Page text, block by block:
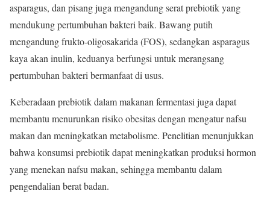
asparagus, dan pisang juga mengandung serat prebiotik yang
mendukung pertumbuhan bakteri baik. Bawang putih
mengandung frukto-oligosakarida (FOS), sedangkan asparagus
kaya akan inulin, keduanya berfungsi untuk merangsang
pertumbuhan bakteri bermanfaat di usus.
Keberadaan prebiotik dalam makanan fermentasi juga dapat
membantu menurunkan risiko obesitas dengan mengatur nafsu
makan dan meningkatkan metabolisme. Penelitian menunjukkan
bahwa konsumsi prebiotik dapat meningkatkan produksi hormon
yang menekan nafsu makan, sehingga membantu dalam
pengendalian berat badan.